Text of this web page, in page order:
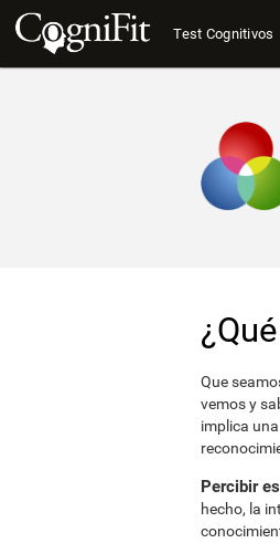
Test Cognitivos
Que
vemos y
implica
Percibir
hecho, la